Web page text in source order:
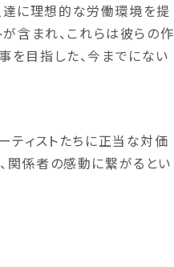
に理想的な労働環境を提
含まれ、これらは彼らの作
を目指した、今までにない
ティストたちに正当な対価
関係者の感動に繋がるとい